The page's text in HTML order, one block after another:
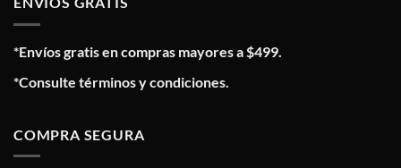
*Envíos gratis en compras mayores a $499.
*Consulte términos y condiciones.
COMPRA SEGURA